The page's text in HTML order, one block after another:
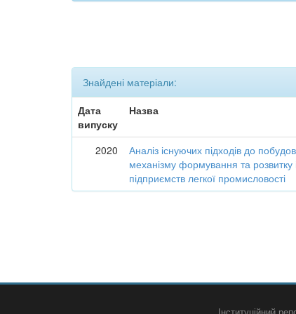
Знайдені матеріали:
Дата
випуску
Назва
2020
Аналіз існуючих підходів до
механізму формування та розвитку
підприємств легкої промисловості